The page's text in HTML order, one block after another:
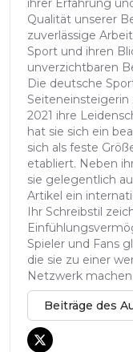
Qualität unserer
zuverlässige
Sport und ihren
unverzichtbaren
Die deutsche
2021 ihre
hat sie sich ein
sich als feste
etabliert. Neben
sie gelegentlich
Artikel ein
Ihr Schreibstil
Spieler und Fans
die sie zu einer
Netzwerk machen.
Beiträge des